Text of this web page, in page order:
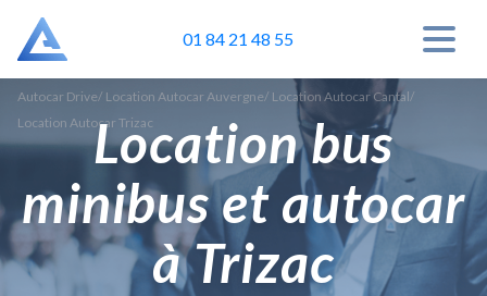
01 84 21 48 55
Autocar Drive/ Location Autocar Auvergne/ Location Autocar Cantal/
Location Autocar TrizacLocation bus
minibus et autocar
à Trizac